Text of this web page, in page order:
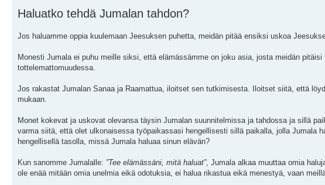
Haluatko tehdä Jumalan tahdon?
Jos haluamme oppia kuulemaan Jeesuksen puhetta, meidän pitää ensiksi uskoa
Monesti Jumala ei puhu meille siksi, että elämässämme on joku asia, josta meidän
tottelemattomuudessa.
Jos rakastat Jumalan Sanaa ja Raamattua, iloitset sen tutkimisesta. Iloitset siitä, että
mukaan.
Monet kokevat ja uskovat olevansa täysin Jumalan suunnitelmissa ja tahdossa ja sillä
varma siitä, että olet ulkonaisessa työpaikassasi hengellisesti sillä paikalla, jolla Jumala
hengellisellä tasolla, missä Jumala haluaa sinun elävän?
Kun sanomme Jumalalle: ”Tee elämässäni, mitä haluat”, Jumala alkaa muuttaa omia
ole enää mitään omia unelmia eikä odotuksia, ei halua rikastua eikä menestyä, vaan